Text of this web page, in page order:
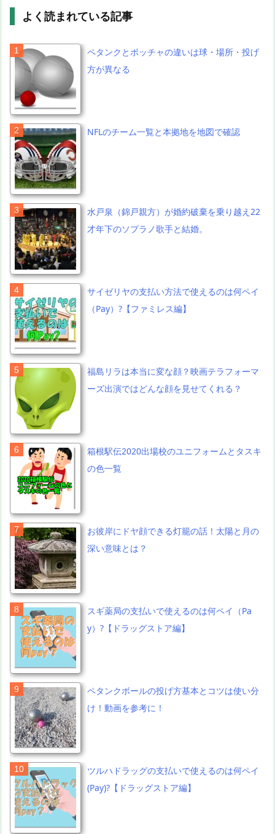
よく読まれている記事
ペタンクとボッチャの違いは球・場所・投げ
方が異なる
NFLのチーム一覧と本拠地を地図で確認
水戸泉（錦戸親方）が婚約破棄を乗り越え22
才年下のソプラノ歌手と結婚。
サイゼリヤの支払い方法で使えるのは何ペイ
（Pay）?【ファミレス編】
福島リラは本当に変な顔？映画テラフォーマ
ーズ出演ではどんな顔を見せてくれる？
箱根駅伝2020出場校のユニフォームとタスキ
の色一覧
お彼岸にドヤ顔できる灯籠の話！太陽と月の
深い意味とは？
スギ薬局の支払いで使えるのは何ペイ（Pa
y）?【ドラッグストア編】
ペタンクボールの投げ方基本とコツは使い分
け！動画を参考に！
ツルハドラッグの支払いで使えるのは何ペイ
(Pay)?【ドラッグストア編】